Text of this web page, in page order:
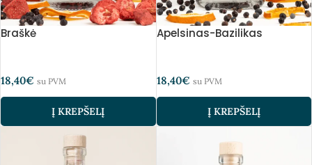
Braškė
18,40€ su PVM
Į KREPŠELĮ
Apelsinas-Bazilikas
18,40€ su PVM
Į KREPŠELĮ